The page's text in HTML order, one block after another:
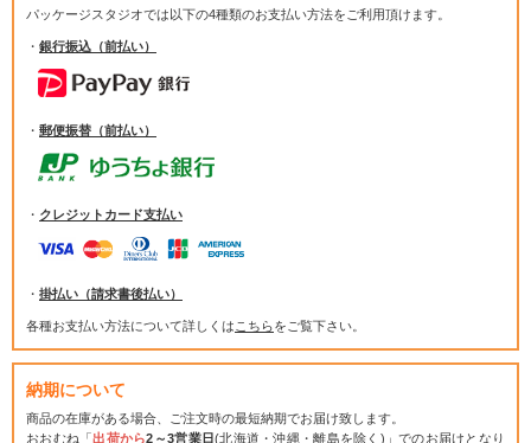
パッケージスタジオでは以下の4種類のお支払い方法をご利用頂けます。
・ 銀行振込（前払い）
・ 郵便振替（前払い）
・ クレジットカード支払い
・ 掛払い（請求書後払い）
各種お支払い方法について詳しくは こちらをご覧下さい。
納期について
商品の在庫がある場合、ご注文時の最短納期でお届け致します。
おおむね「出荷から2～3営業日(北海道・沖縄・離島を除く)」でのお届けとなり